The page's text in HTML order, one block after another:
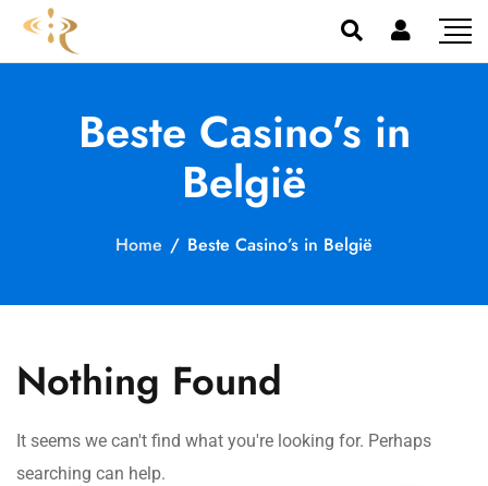
Beste Casino’s in
België
Home / Beste Casino’s in België
Nothing Found
It seems we can't find what you're looking for. Perhaps
searching can help.